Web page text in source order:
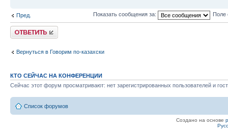
Пред. Показать сообщения за: Поле
Ответить
Вернуться в Говорим по-казахски
КТО СЕЙЧАС НА КОНФЕРЕНЦИИ
Сейчас этот форум просматривают: нет зарегистрированных пользователей и
Список форумов
Создано на основе